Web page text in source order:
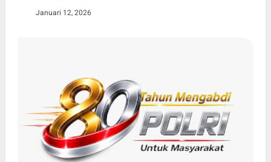
Januari 12, 2026